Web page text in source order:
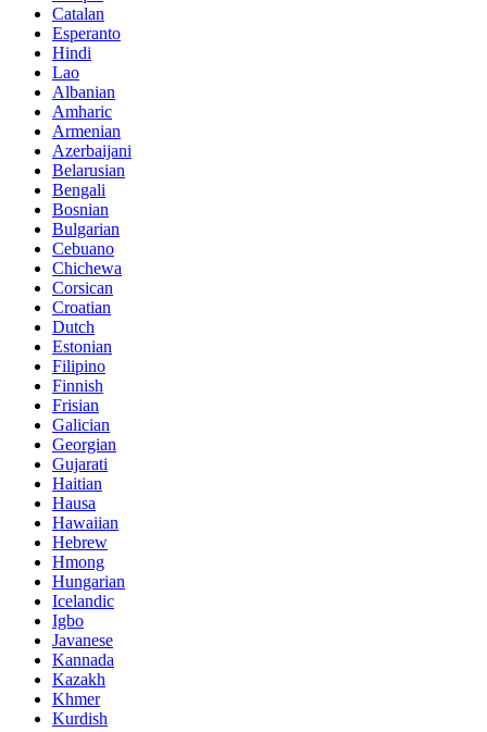
Catalan
Esperanto
Hindi
Lao
Albanian
Amharic
Armenian
Azerbaijani
Belarusian
Bengali
Bosnian
Bulgarian
Cebuano
Chichewa
Corsican
Croatian
Dutch
Estonian
Filipino
Finnish
Frisian
Galician
Georgian
Gujarati
Haitian
Hausa
Hawaiian
Hebrew
Hmong
Hungarian
Icelandic
Igbo
Javanese
Kannada
Kazakh
Khmer
Kurdish